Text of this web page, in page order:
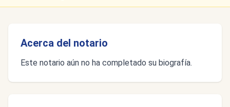
Acerca del notario
Este notario aún no ha completado su biografía.